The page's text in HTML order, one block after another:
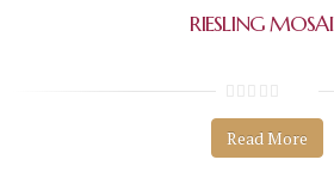
RIESLING
0
b
Read More